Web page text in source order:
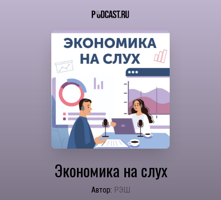
Экономика на слух
Автор: РЭШ